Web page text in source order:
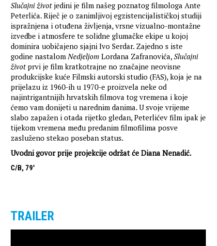
Slučajni životjedini je film našeg poznatog filmologa Ante
Peterlića. Riječ je o zanimljivoj egzistencijalističkoj studiji
ispražnjena i otuđena življenja, vrsne vizualno-montažne
izvedbe i atmosfere te solidne glumačke ekipe u kojoj
dominira uobičajeno sjajni Ivo Serdar. Zajedno s iste
godine nastalomNedjeljom Lordana Zafranovića,Slučajni
životprvi je film kratkotrajne no značajne neovisne
produkcijske kuće Filmski autorski studio (FAS), koja je na
prijelazu iz 1960-ih u 1970-e proizvela neke od
najintrigantnijih hrvatskih filmova tog vremena i koje
ćemo vam donijeti u narednim danima. U svoje vrijeme
slabo zapažen i otada rijetko gledan, Peterlićev film ipak je
tijekom vremena među predanim filmofilima posve
zasluženo stekao poseban status.
Uvodni govor prije projekcije održat će Diana Nenadić.
C/B, 79'
TRAILER